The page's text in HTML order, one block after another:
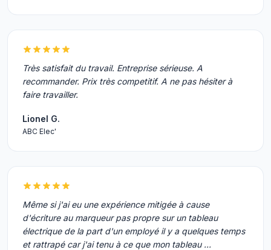
Très satisfait du travail. Entreprise sérieuse. A
recommander. Prix très competitif. A ne pas hésiter à
faire travailler.
Lionel G.
ABC Elec'
Même si j'ai eu une expérience mitigée à cause
d'écriture au marqueur pas propre sur un tableau
électrique de la part d'un employé il y a quelques temps
et rattrapé car j'ai tenu à ce que mon tableau …